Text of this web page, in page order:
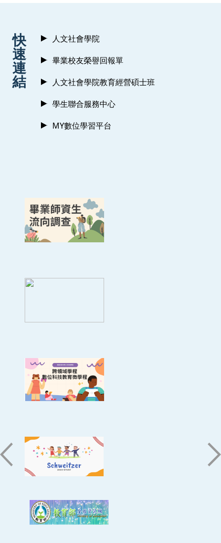
快
速
連
結
人文社會學院
畢業校友榮譽回報單
人文社會學院教育經營碩士班
學生聯合服務中心
MY數位學習平台